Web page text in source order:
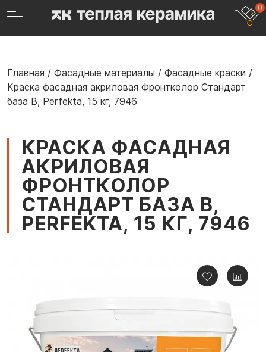
0
Главная / Фасадные материалы / Фасадные краски /
Краска фасадная акриловая Фронтколор Стандарт
база B, Perfekta, 15 кг, 7946
КРАСКА ФАСАДНАЯ
АКРИЛОВАЯ
ФРОНТКОЛОР
СТАНДАРТ БАЗА B,
PERFEKTA, 15 КГ, 7946